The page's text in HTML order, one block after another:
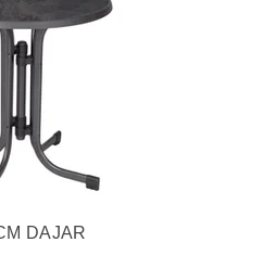
DAJAR